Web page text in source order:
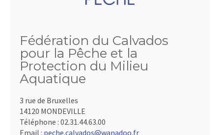
Fédération du Calvados
pour la Pêche et la
Protection du Milieu
Aquatique
3 rue de Bruxelles
14120 MONDEVILLE
Téléphone : 02.31.44.63.00
Email : peche.calvados@wanadoo.fr